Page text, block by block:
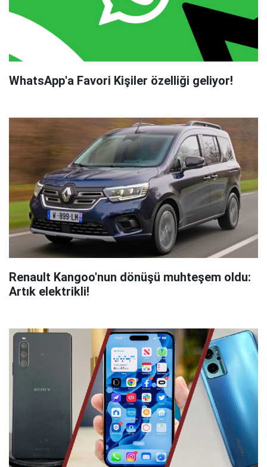
WhatsApp'a Favori Kişiler özelliği geliyor!
Renault Kangoo'nun dönüşü muhteşem oldu:
Artık elektrikli!